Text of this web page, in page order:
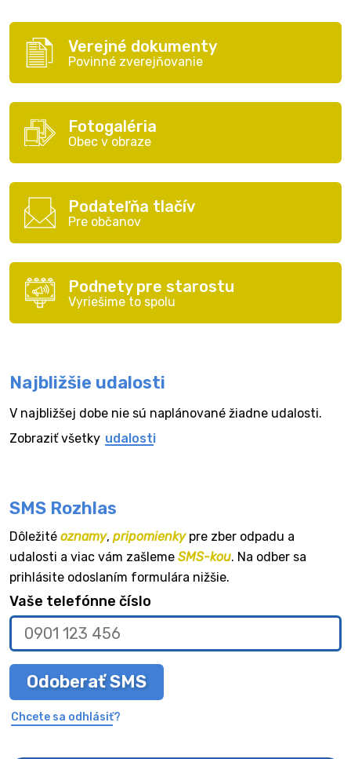
Verejné dokumenty
Povinné zverejňovanie
Fotogaléria
Obec v obraze
Podateľňa tlačív
Pre občanov
Podnety pre starostu
Vyriešime to spolu
Najbližšie udalosti
V najbližšej dobe nie sú naplánované žiadne udalosti.
Zobraziť všetky udalosti
SMS Rozhlas
Dôležité oznamy, pripomienkypre zber odpadu a
udalosti a viac vám zašleme SMS-kou. Na odber sa
prihlásite odoslaním formulára nižšie.
Vaše telefónne číslo
Odoberať SMS
Chcete sa odhlásiť?